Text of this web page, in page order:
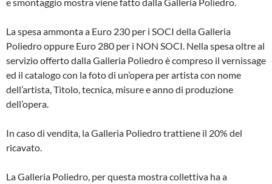
La spesa ammonta a Euro 230 per i SOCI della Galleria
Poliedro oppure Euro 280 per i NON SOCI. Nella spesa oltre al
servizio offerto dalla Galleria Poliedro è compreso il vernissage
ed il catalogo con la foto di un’opera per artista con nome
dell’artista, Titolo, tecnica, misure e anno di produzione
dell’opera.
In caso di vendita, la Galleria Poliedro trattiene il 20% del
ricavato.
La Galleria Poliedro, per questa mostra collettiva ha a